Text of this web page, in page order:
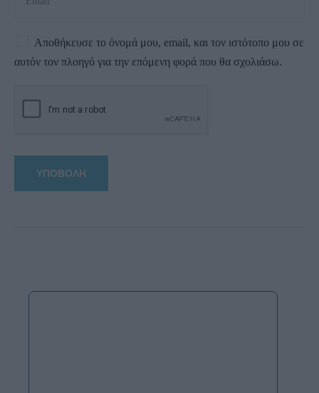
Αποθήκευσε το όνομά μου, email, και τον ιστότοπο μου σε
αυτόν τον πλοηγό για την επόμενη φορά που θα σχολιάσω.